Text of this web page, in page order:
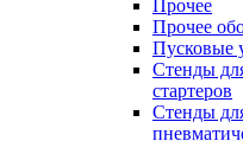
Прочее
Прочее
Пусковые
Стенды
стартеров
Стенды